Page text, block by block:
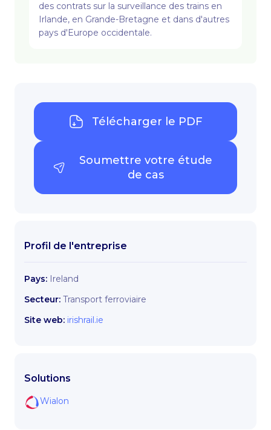
des contrats sur la surveillance des trains en
Irlande, en Grande-Bretagne et dans d'autres
pays d'Europe occidentale.
Télécharger le PDF
Soumettre votre étude
de cas
Profil de l'entreprise
Pays: Ireland
Secteur: Transport ferroviaire
Site web: irishrail.ie
Solutions
Wialon